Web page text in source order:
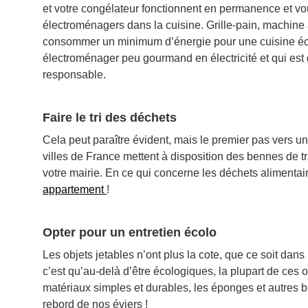
et votre congélateur fonctionnent en permanence et
électroménagers dans la cuisine. Grille-pain,
consommer un minimum d’énergie pour une cuisine
électroménager peu gourmand en électricité et qui
responsable.
Faire le tri des déchets
Cela peut paraître évident, mais le premier pas vers
villes de France mettent à disposition des bennes de
votre mairie. En ce qui concerne les déchets
appartement !
Opter pour un entretien écolo
Les objets jetables n’ont plus la cote, que ce soit
c’est qu’au-delà d’être écologiques, la plupart de
matériaux simples et durables, les éponges et autres
rebord de nos éviers !